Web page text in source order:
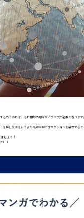
のであれば、それ相応の知識やノウハウが必要となりま
探し交渉を行うよりも効率的にコネクションを確立するこ
しょう！
ク」↓